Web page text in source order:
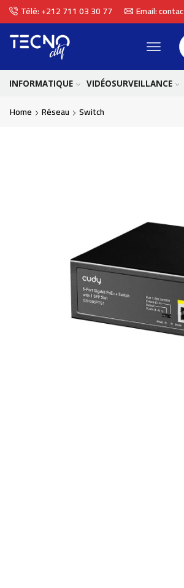
Télé: +212 711 03 30 77 Email:
INFORMATIQUE VIDÉOSURVEILLANCE
Home Réseau Switch